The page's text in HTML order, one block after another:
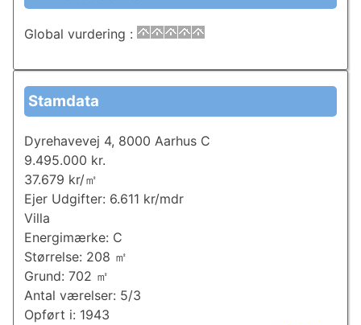
Global vurdering :
Stamdata
Dyrehavevej 4, 8000 Aarhus C
9.495.000 kr.
37.679 kr/㎡
Ejer Udgifter: 6.611 kr/mdr
Villa
Energimærke: C
Størrelse: 208 ㎡
Grund: 702 ㎡
Antal værelser: 5/3
Opført i: 1943